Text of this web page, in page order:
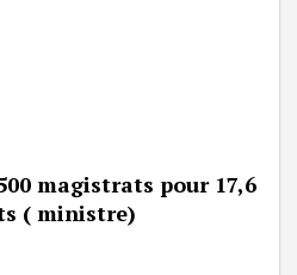
magistrats pour 17,6
( ministre)